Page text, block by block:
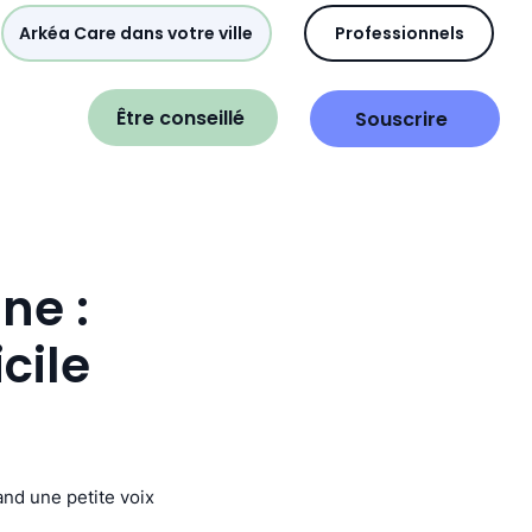
Arkéa Care dans votre ville Professionnels
Être conseillé Souscrire
:
une petite voix